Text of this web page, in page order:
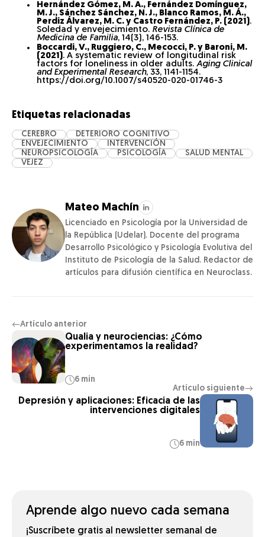
Hernández Gómez, M. A., Fernández Domínguez,
M. J., Sánchez Sánchez, N. J., Blanco Ramos, M. Á.,
Perdiz Álvarez, M. C. y Castro Fernández, P. (2021).
Soledad y envejecimiento. Revista Clínica de
Medicina de Familia, 14(3), 146-153.
Boccardi, V., Ruggiero, C., Mecocci, P. y Baroni, M.
(2021). A systematic review of longitudinal risk
factors for loneliness in older adults. Aging Clinical
and Experimental Research, 33, 1141-1154.
https://doi.org/10.1007/s40520-020-01746-3
Etiquetas relacionadas
CEREBRO
DETERIORO COGNITIVO
ENVEJECIMIENTO
INTERVENCIÓN
NEUROPSICOLOGÍA
PSICOLOGÍA
SALUD MENTAL
VEJEZ
Mateo Machín
Licenciado en Psicología por la Universidad de
la República (Udelar). Docente del programa
Desarrollo Psicológico y Psicología Evolutiva del
Instituto de Psicología de la Salud. Redactor de
artículos para difusión científica en Neuroclass.
←Artículo anterior
Qualia y neurociencias: ¿Cómo
experimentamos la realidad?
6 min
Artículo siguiente→
Depresión y aplicaciones: Eficacia de las
intervenciones digitales
6 min
Aprende algo nuevo cada semana
¡Suscríbete gratis al newsletter semanal de